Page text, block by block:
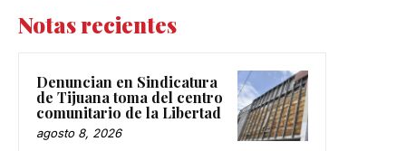
Notas recientes
Denuncian en Sindicatura
de Tijuana toma del centro
comunitario de la Libertad
agosto 8, 2026